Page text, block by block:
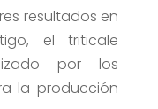
resultados en
el triticale
por los
la producción